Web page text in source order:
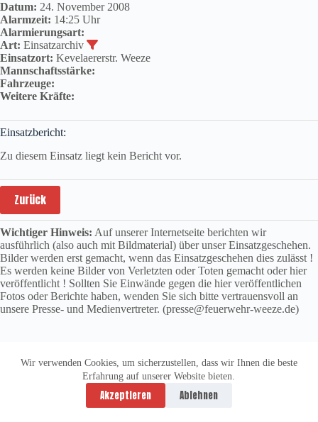
Wir verwenden Cookies, um sicherzustellen, dass wir Ihnen die beste
Erfahrung auf unserer Website bieten.
Akzeptieren Ablehnen
Datum: 24. November 2008
Alarmzeit: 14:25 Uhr
Alarmierungsart:
Art: Einsatzarchiv
Einsatzort: Kevelaererstr. Weeze
Mannschaftsstärke:
Fahrzeuge:
Weitere Kräfte:
Einsatzbericht:
Zu diesem Einsatz liegt kein Bericht vor.
Zurück
Wichtiger Hinweis: Auf unserer Internetseite berichten wir
ausführlich (also auch mit Bildmaterial) über unser Einsatzgeschehen.
Bilder werden erst gemacht, wenn das Einsatzgeschehen dies zulässt !
Es werden keine Bilder von Verletzten oder Toten gemacht oder hier
veröffentlicht ! Sollten Sie Einwände gegen die hier veröffentlichen
Fotos oder Berichte haben, wenden Sie sich bitte vertrauensvoll an
unsere Presse- und Medienvertreter. (presse@feuerwehr-weeze.de)
Datenschutzerklärung
Impressum
Copyright © 2026 -
vitolution